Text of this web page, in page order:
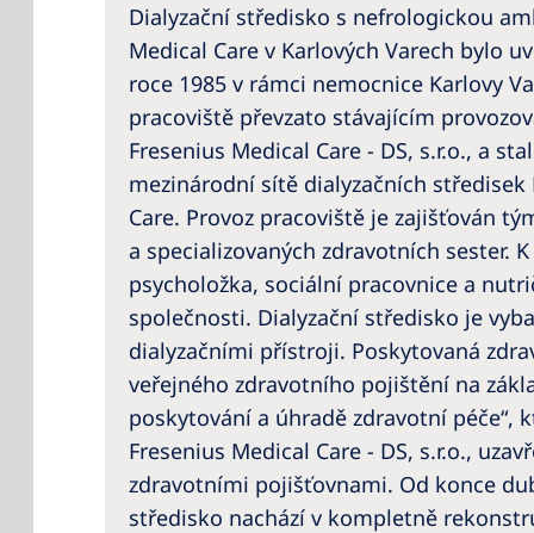
Dialyzační středisko s nefrologickou
Medical Care v Karlových Varech bylo
roce 1985 v rámci nemocnice Karlovy
pracoviště převzato stávajícím
Fresenius Medical Care - DS, s.r.o., a
mezinárodní sítě dialyzačních středisek
Care. Provoz pracoviště je zajišťován
a specializovaných zdravotních sester.
psycholožka, sociální pracovnice a
společnosti. Dialyzační středisko je
dialyzačními přístroji. Poskytovaná
veřejného zdravotního pojištění na
poskytování a úhradě zdravotní péče“,
Fresenius Medical Care - DS, s.r.o.,
zdravotními pojišťovnami. Od konce
středisko nachází v kompletně